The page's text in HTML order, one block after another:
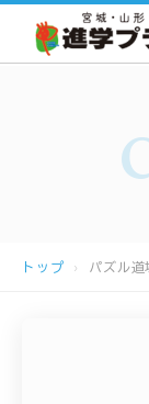
トップ パズル道